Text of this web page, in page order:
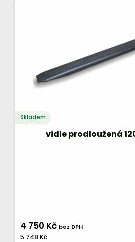
Skladem
vidle prodloužená
4 750 Kč bez DPH
5 748 Kč